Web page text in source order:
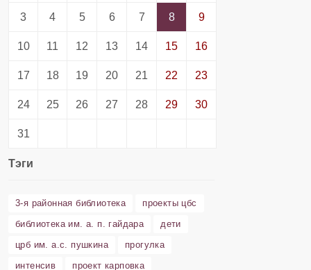
3 4 5 6 7 8 9
10 11 12 13 14 15 16
17 18 19 20 21 22 23
24 25 26 27 28 29 30
31
Тэги
3-я районная библиотека
проекты цбс
библиотека им. а. п. гайдара
дети
црб им. а.с. пушкина
прогулка
интенсив
проект карповка